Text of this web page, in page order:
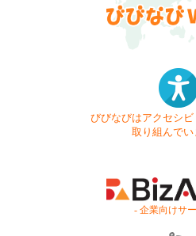
びびなびはアクセシ
取り組んでい
- 企業向けサ